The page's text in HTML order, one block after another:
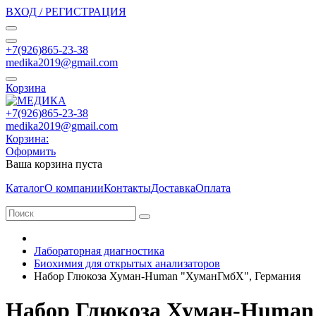
ВХОД / РЕГИСТРАЦИЯ
+7(926)865-23-38
medika2019@gmail.com
Корзина
+7(926)865-23-38
medika2019@gmail.com
Корзина:
Оформить
Ваша корзина пуста
КаталогО компанииКонтактыДоставкаОплата
Лабораторная диагностика
Биохимия для открытых анализаторов
Набор Глюкоза Хуман-Human "ХуманГмбХ", Германия
Набор Глюкоза Хуман-